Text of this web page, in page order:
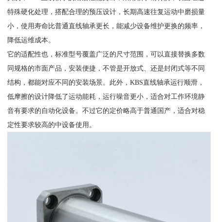
特殊硬化处理，搭配合理的预压设计，长期高速往复运动中磨损量
小，使用寿命比普通直线轴承更长，能减少设备维护更换的频率，
降低运维成本。
它的适配性也，标准型号覆盖广泛的尺寸范围，可以直接替换多数
同规格的市面产品，安装便捷，不管是开放式、还是封闭式等不同
结构，都能对应不同的安装场景。此外，KBS直线轴承运行顺滑，
低摩擦的设计降低了运动能耗，运行噪音更小，适合对工作环境静
音有要求的自动化设备。不过它的定价略高于普通国产，适合对稳
定性要求较高的中设备使用。